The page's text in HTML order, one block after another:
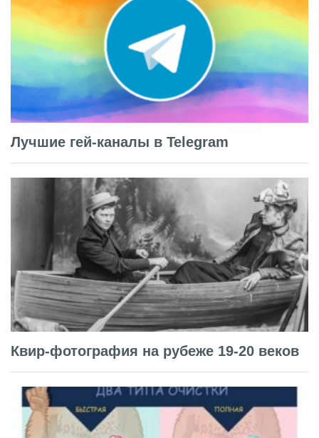
Лучшие гей-каналы в Telegram
Квир-фотография на рубеже 19-20 веков